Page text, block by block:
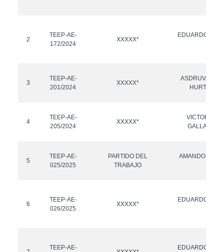
2
TEEP-AE-
172/2024
XXXXX*
EDUARDO
3
TEEP-AE-
201/2024
XXXXX*
ASDRUVAL
HURTADO
4
TEEP-AE-
205/2024
XXXXX*
VICTORINO
GALLARDO
5
TEEP-AE-
025/2025
PARTIDO DEL
TRABAJO
AMANDO
6
TEEP-AE-
026/2025
XXXXX*
EDUARDO
TEEP-AE- EDUARDO